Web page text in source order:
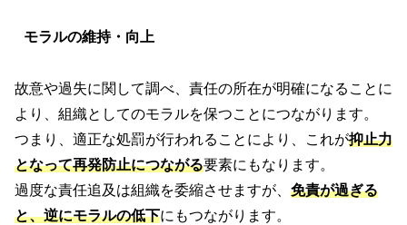
モラルの維持・向上
故意や過失に関して調べ、責任の所在が明確になることに
より、組織としてのモラルを保つことにつながります。
つまり、適正な処罰が行われることにより、これが抑止力
となって再発防止につながる要素にもなります。
過度な責任追及は組織を委縮させますが、 免責が過ぎる
と、逆にモラルの低下にもつながります。